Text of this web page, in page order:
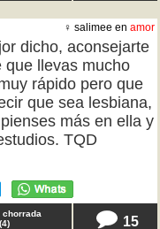
♀ salimee en amor
dicho, aconsejarte
que llevas mucho
rápido pero que
que sea lesbiana,
más en ella y
TQD
chorrada
(4) 15